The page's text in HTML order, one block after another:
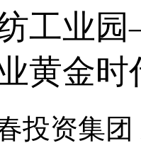
工业
黄金时
投资集